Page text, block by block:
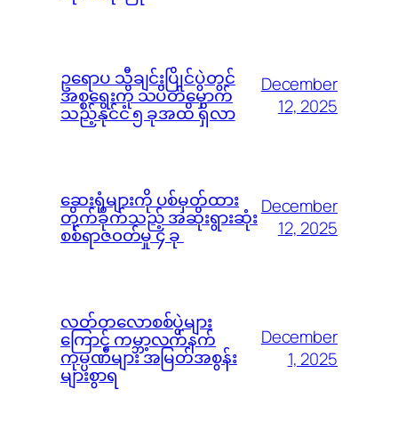
ဥရောပ သီချင်းပြိုင်ပွဲတွင်
အစ္စရေးကို သပိတ်မှောက်
သည့်နိုင်ငံ ၅ ခုအထိ ရှိလာ
December
12, 2025
ဆေးရုံများကို ပစ်မှတ်ထား
တိုက်ခိုက်သည့် အဆိုးရွားဆုံး
စစ်ရာဇ၀တ်မှု ၄ ခု
December
12, 2025
လတ်တလောစစ်ပွဲများ
ကြောင့် ကမ္ဘာ့လက်နက်
ကုမ္ပဏီများ အမြတ်အစွန်း
များစွာရ
December
1, 2025